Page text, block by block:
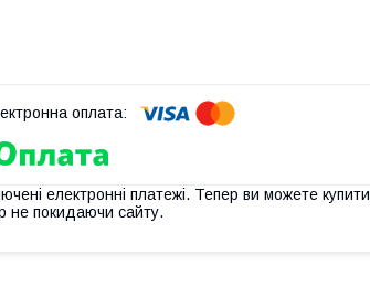
електронні платежі. Тепер ви можете купити
не покидаючи сайту.